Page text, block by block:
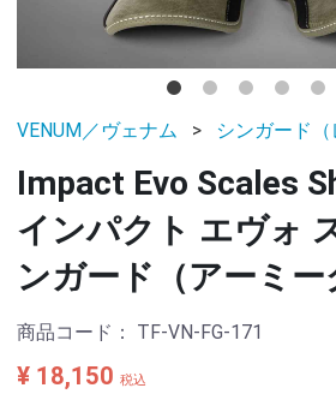
VENUM／ヴェナム シンガード（
Impact Evo Scales
インパクト エヴォ
ンガード（アーミー
商品コード： TF-VN-FG-171
¥ 18,150 税込